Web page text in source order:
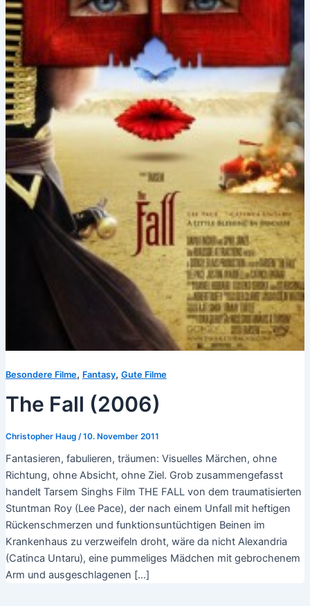
Besondere Filme, Fantasy, Gute Filme
The Fall (2006)
Christopher Haug /10. November 2011
Fantasieren, fabulieren, träumen: Visuelles Märchen, ohne
Richtung, ohne Absicht, ohne Ziel. Grob zusammengefasst
handelt Tarsem Singhs Film THE FALL von dem traumatisierten
Stuntman Roy (Lee Pace), der nach einem Unfall mit heftigen
Rückenschmerzen und funktionsuntüchtigen Beinen im
Krankenhaus zu verzweifeln droht, wäre da nicht Alexandria
(Catinca Untaru), eine pummeliges Mädchen mit gebrochenem
Arm und ausgeschlagenen […]